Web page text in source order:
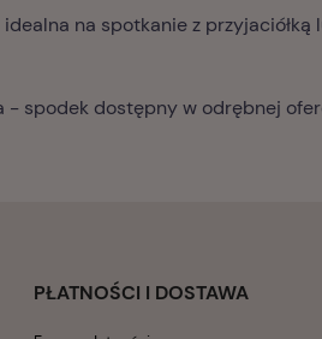
Cena nie zawiera ewentualnych kosztów
na spotkanie z
- spodek dostępny w odrębnej
PŁATNOŚCI I DOSTAWA